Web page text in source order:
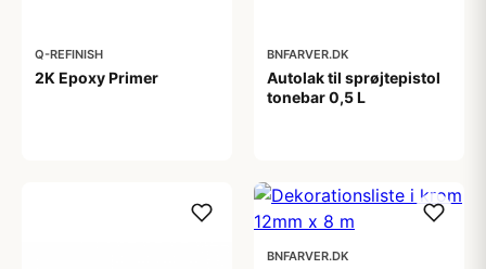
Q-REFINISH
2K Epoxy Primer
BNFARVER.DK
Autolak til sprøjtepistol
tonebar 0,5 L
BNFARVER.DK